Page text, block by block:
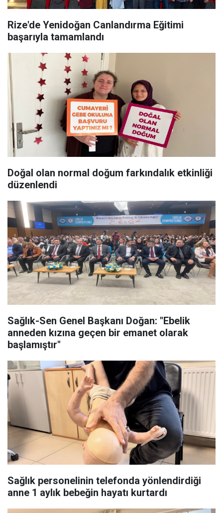
Rize'de Yenidoğan Canlandırma Eğitimi
başarıyla tamamlandı
Doğal olan normal doğum farkındalık etkinliği
düzenlendi
Sağlık-Sen Genel Başkanı Doğan: "Ebelik
anneden kızına geçen bir emanet olarak
başlamıştır"
Sağlık personelinin telefonda yönlendirdiği
anne 1 aylık bebeğin hayatı kurtardı